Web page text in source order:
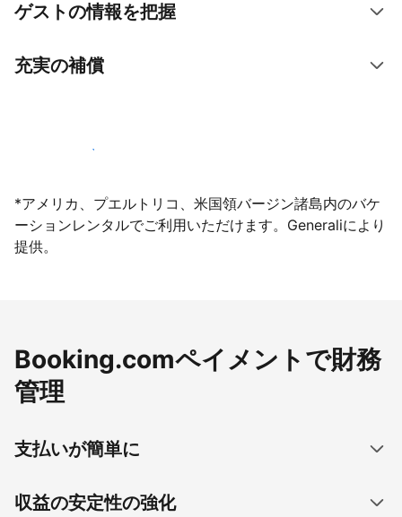
ゲストの情報を把握
充実の補償
今すぐ掲載登録する
*アメリカ、プエルトリコ、米国領バージン諸島内のバケ
ーションレンタルでご利用いただけます。Generaliにより
提供。
Booking.comペイメントで財務
管理
支払いが簡単に
収益の安定性の強化